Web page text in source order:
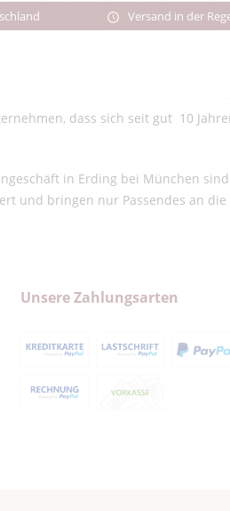
Versand in der
dass sich seit gut 10
in Erding bei München sind
und bringen nur Passendes an die
Unsere Zahlungsarten